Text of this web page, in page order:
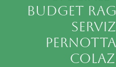
budget